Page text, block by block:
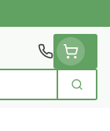
Zoek